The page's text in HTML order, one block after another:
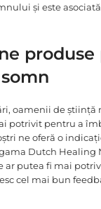
și este
produse
oamenii de știință
potrivit pentru a
ne oferă o
Dutch Healing
ar putea fi mai
cel mai bun